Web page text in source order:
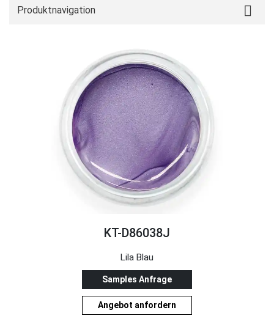
Produktnavigation
KT-D86038J
Lila Blau
Samples Anfrage
Angebot anfordern